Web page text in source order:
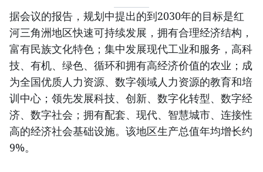
据会议的报告，规划中提出的到2030年的目标是红
河三角洲地区快速可持续发展，拥有合理经济结构，
富有民族文化特色；集中发展现代工业和服务，高科
技、有机、绿色、循环和拥有高经济价值的农业；成
为全国优质人力资源、数字领域人力资源的教育和培
训中心；领先发展科技、创新、数字化转型、数字经
济、数字社会；拥有配套、现代、智慧城市、连接性
高的经济社会基础设施。该地区生产总值年均增长约
9%。